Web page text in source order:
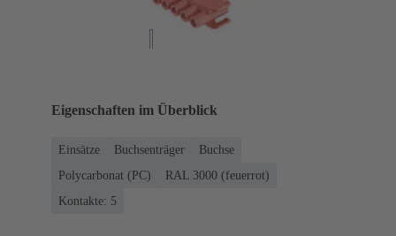
Eigenschaften im Überblick
Einsätze Buchsenträger
Buchse
Polycarbonat (PC)
RAL 3000 (feuerrot)
Kontakte: 5